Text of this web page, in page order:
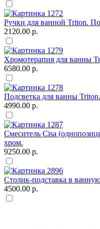
Ручки для ванной Triton.
2120.00 р.
Хромотерапия для ванны
6580.00 р.
Подсветка для ванны
4990.00 р.
Смеситель Сisa
хром.
9250.00 р.
Столик-подставка в
4500.00 р.